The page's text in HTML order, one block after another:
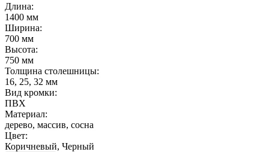
Длина:
1400 мм
Ширина:
700 мм
Высота:
750 мм
Толщина столешницы:
16, 25, 32 мм
Вид кромки:
ПВХ
Материал:
дерево, массив, сосна
Цвет:
Коричневый, Черный